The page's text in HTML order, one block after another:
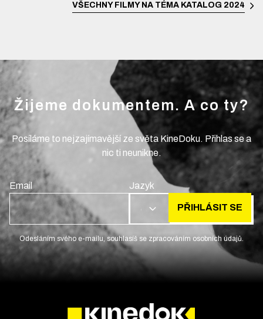
VŠECHNY FILMY NA TÉMA KATALOG 2024
Žijeme dokumentem. A co ty?
Posíláme to nejzajímavější ze světa KineDoku. Přihlas se a
nic ti neunikne.
Email Jazyk
CS PŘIHLÁSIT SE
Odesláním svého e-mailu, souhlasíš se zpracováním osobních údajů.